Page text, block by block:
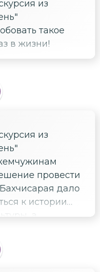
из
такое
в жизни!
из
провести
дало
к истории
а
сильное